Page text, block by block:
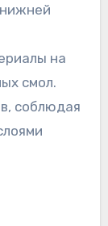
на
смол.
соблюдая